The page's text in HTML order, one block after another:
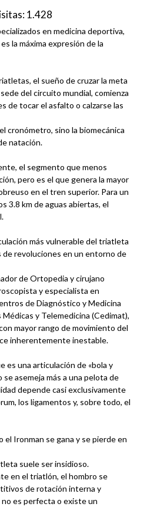
1.428
en medicina deportiva,
la máxima expresión de la
el sueño de cruzar la meta
del circuito mundial, comienza
de tocar el asfalto o calzarse las
cronómetro, sino la biomecánica
natación.
el segmento que menos
pero es el que genera la mayor
en el tren superior. Para un
3.8 km de aguas abiertas, el
más vulnerable del triatleta
de revoluciones en un entorno de
de Ortopedia y cirujano
y especialista en
de Diagnóstico y Medicina
y Telemedicina (Cedimat),
mayor rango de movimiento del
inherentemente inestable.
es una articulación de «bola y
asemeja más a una pelota de
depende casi exclusivamente
los ligamentos y, sobre todo, el
Ironman se gana y se pierde en
suele ser insidioso.
en el triatlón, el hombro se
de rotación interna y
es perfecta o existe un